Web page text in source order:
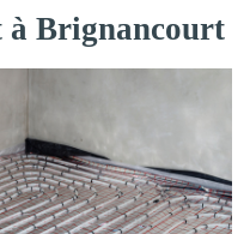
à Brignancourt